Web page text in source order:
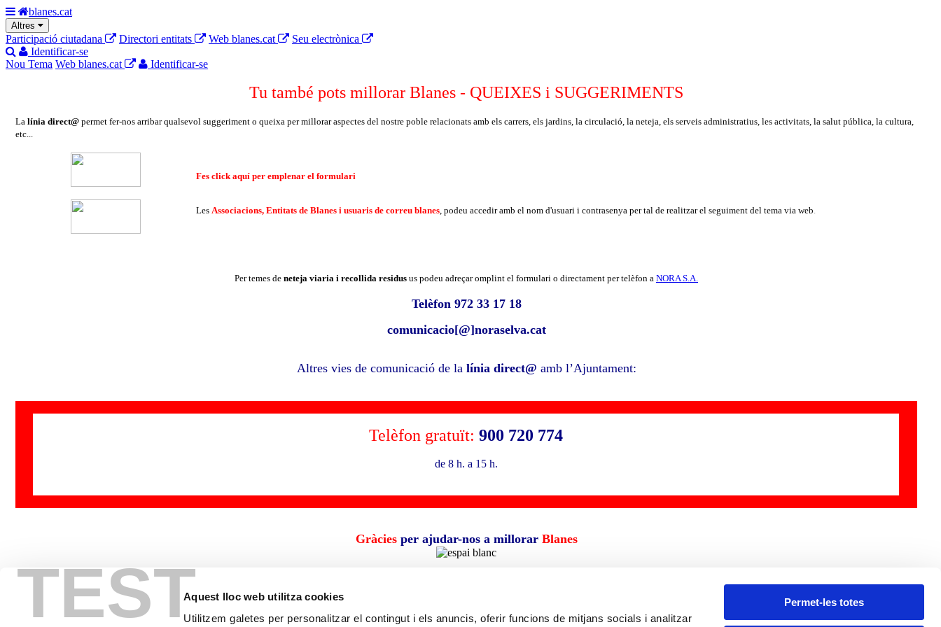
TESTAquest lloc web utilitza cookies
Utilitzem galetes per personalitzar el contingut i els anuncis, oferir funcions de mitjans socials i analitzar
Permet-les totes
blanes.cat
Altres
Participació ciutadana Directori entitats Web blanes.cat
Seu electrònica
Identificar-se
Nou Tema Web blanes.cat Identificar-se
Tu també pots millorar Blanes - QUEIXES i SUGGERIMENTS
La línia direct@ permet fer-nos arribar qualsevol suggeriment o queixa per millorar aspectes del nostre poble relacionats amb els carrers, els jardins, la circulació, la neteja, els serveis administratius, les activitats, la salut pública, la cultura,
etc...
Fes click aquí per emplenar el formulari
Les Associacions, Entitats de Blanes i usuaris de correu blanes, podeu accedir amb el nom d'usuari i contrasenya per tal de realitzar el seguiment del tema via web.
Per temes de neteja viaria i recollida residus us podeu adreçar omplint el formulari o directament per telèfon a NORA S.A.
Telèfon 972 33 17 18
comunicacio[@]noraselva.cat
Altres vies de comunicació de la línia direct@ amb l’Ajuntament:
Telèfon gratuït: 900 720 774
de 8 h. a 15 h.
Gràciesper ajudar-nos a millorar Blanes